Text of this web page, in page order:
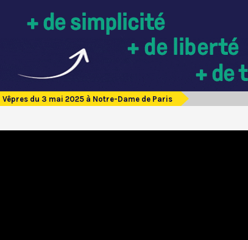
Vêpres du 3 mai 2025 à Notre-Dame de Paris